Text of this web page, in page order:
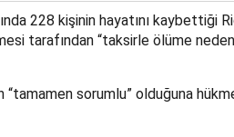
228 kişinin hayatını kaybettiği
tarafından “taksirle ölüme
“tamamen sorumlu” olduğuna